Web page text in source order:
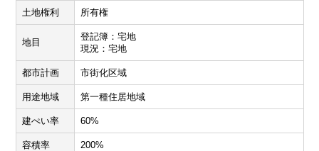
土地権利 所有権
地目
登記簿：宅地
現況：宅地
都市計画 市街化区域
用途地域 第一種住居地域
建ぺい率 60%
容積率 200%